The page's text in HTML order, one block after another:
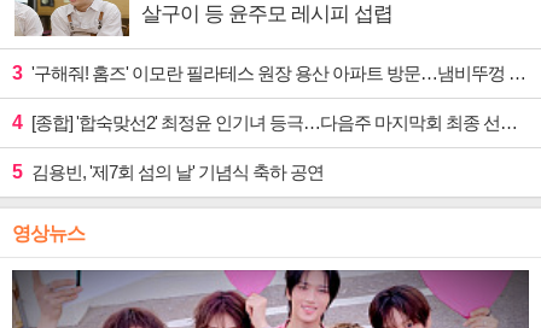
살구이 등 윤주모 레시피 섭렵
3 '구해줘! 홈즈' 이모란 필라테스 원장 용산 아파트 방문…냄비뚜껑 운동법 소개
4 [종합] '합숙맞선2' 최정윤 인기녀 등극…다음주 마지막회 최종 선택 예고
5 김용빈, '제7회 섬의 날' 기념식 축하 공연
영상뉴스